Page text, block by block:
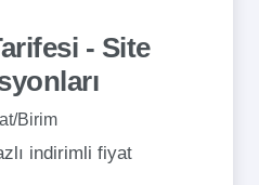
- Site
Birim
indirimli fiyat